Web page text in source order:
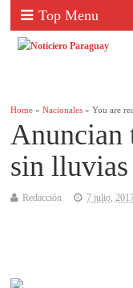
Top Menu
Home »Nacionales » You are
Anuncian
sin lluvias
Redacción 7 julio,